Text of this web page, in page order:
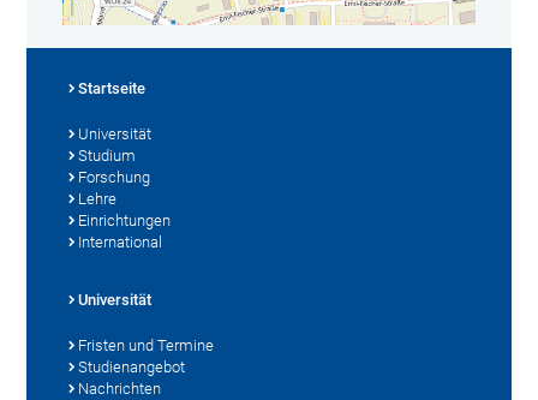
Startseite
Universität
Studium
Forschung
Lehre
Einrichtungen
International
Universität
Fristen und Termine
Studienangebot
Nachrichten